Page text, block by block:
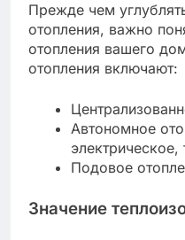
Прежде чем
отопления, важно
отопления вашего
отопления включают:
Автономное
электрическое,
Подовое
Значение